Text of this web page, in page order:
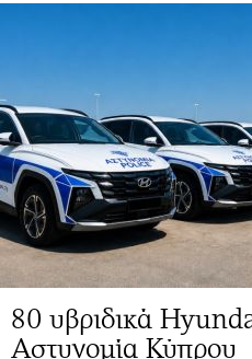
80 υβριδικά
Αστυνομία Κύπρου